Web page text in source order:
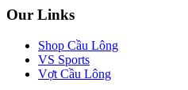
Our Links
Shop Cầu Lông
VS Sports
Vợt Cầu Lông